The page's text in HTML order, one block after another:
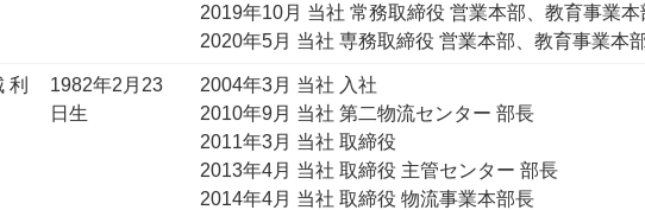
2019年10月 当社 常務取締役 営業本部、教育事業本
2020年5月 当社 専務取締役 営業本部、教育事業本
利
1982年2月23
日生
2004年3月 当社 入社
2010年9月 当社 第二物流センター 部長
2011年3月 当社 取締役
2013年4月 当社 取締役 主管センター 部長
2014年4月 当社 取締役 物流事業本部長